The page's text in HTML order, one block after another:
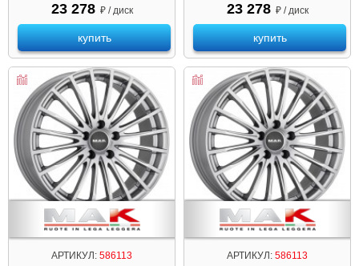
23 278 ₽ / диск
купить
23 278 ₽ / диск
купить
АРТИКУЛ: 586113 АРТИКУЛ: 586113